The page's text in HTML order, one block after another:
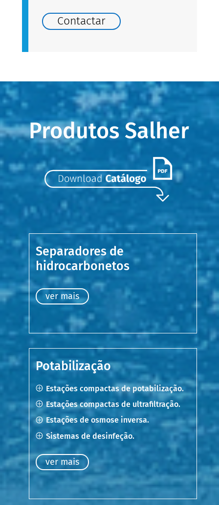
Contactar
Produtos Salher
Separadores de
hidrocarbonetos
ver mais
Potabilização
Estações compactas de potabilização.
Estações compactas de ultrafiltração.
Estações de osmose inversa.
Sistemas de desinfeção.
ver mais